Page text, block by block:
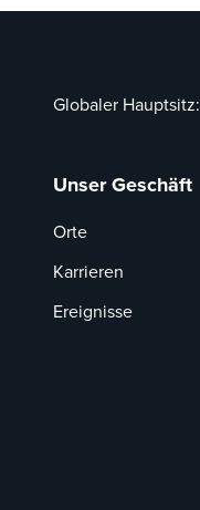
Globaler Hauptsitz:
Unser Geschäft
Orte
Karrieren
Ereignisse